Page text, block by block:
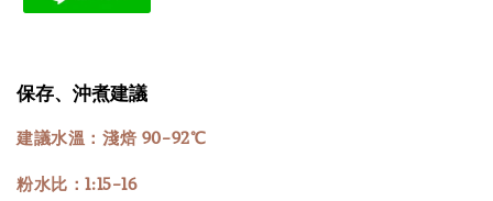
保存、沖煮建議
建議水溫：淺焙 90-92℃
粉水比：1:15-16